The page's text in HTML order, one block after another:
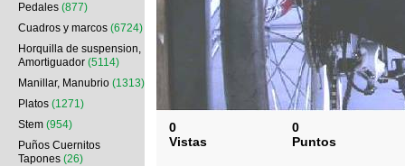
0
Vistas
0
Puntos
Pedales (877)
Cuadros y marcos (6724)
Horquilla de suspension,
Amortiguador (5114)
Manillar, Manubrio (1313)
Platos (1271)
Stem (954)
Puños Cuernitos
Tapones (26)